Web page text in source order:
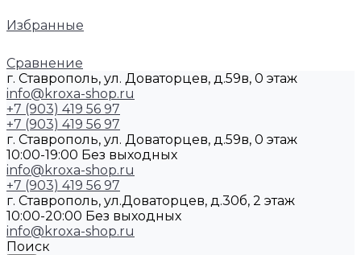
Избранные
Сравнение
г. Ставрополь, ул. Доваторцев, д.59в, 0 этаж
info@kroxa-shop.ru
+7 (903) 419 56 97
+7 (903) 419 56 97
г. Ставрополь, ул. Доваторцев, д.59в, 0 этаж
10:00-19:00 Без выходных
info@kroxa-shop.ru
+7 (903) 419 56 97
г. Ставрополь, ул.Доваторцев, д.30б, 2 этаж
10:00-20:00 Без выходных
info@kroxa-shop.ru
Поиск